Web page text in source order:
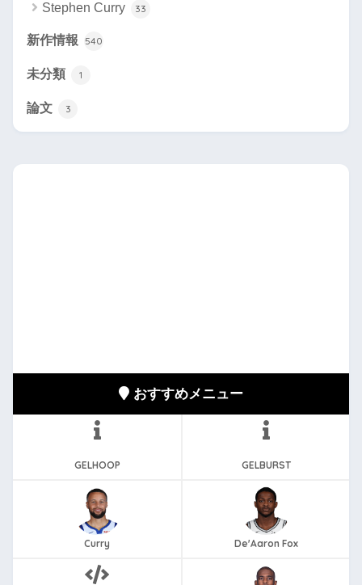
Stephen Curry 33
新作情報 540
未分類 1
論文 3
おすすめメニュー
GELHOOP GELBURST
Curry De'Aaron Fox